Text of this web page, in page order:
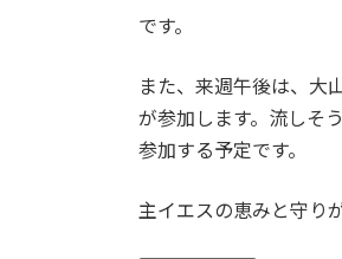
です。
また、来週午後は、大
が参加します。流しそ
参加する予定です。
主イエスの恵みと守り